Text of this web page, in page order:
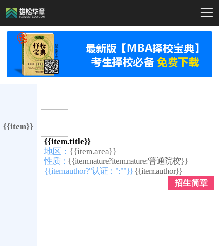

{{item}}
{{item.title}}
地区： {{item.area}}
性质： {{item.nature?item.nature:'普通院校'}}
{{item.author?"认证：":""}} {{item.author}}
招生简章